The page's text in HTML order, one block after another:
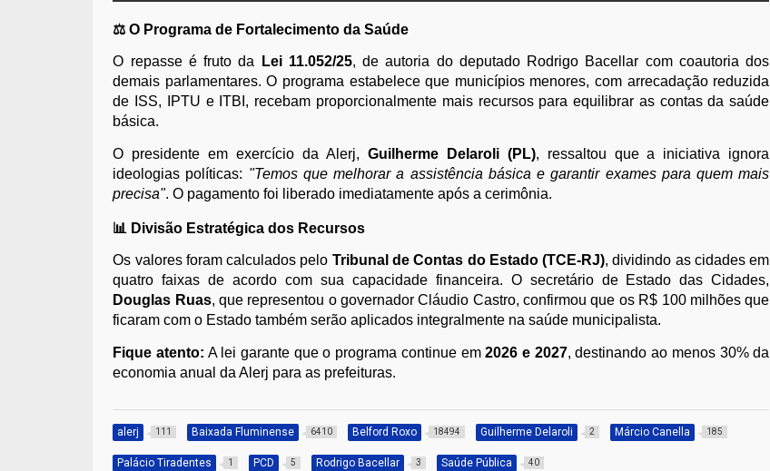
⚖️ O Programa de Fortalecimento da Saúde
O repasse é fruto da Lei 11.052/25, de autoria do deputado Rodrigo Bacellar com coautoria dos
demais parlamentares. O programa estabelece que municípios menores, com arrecadação reduzida
de ISS, IPTU e ITBI, recebam proporcionalmente mais recursos para equilibrar as contas da saúde
básica.
O presidente em exercício da Alerj, Guilherme Delaroli (PL), ressaltou que a iniciativa ignora
ideologias políticas: "Temos que melhorar a assistência básica e garantir exames para quem mais
precisa". O pagamento foi liberado imediatamente após a cerimônia.
📊 Divisão Estratégica dos Recursos
Os valores foram calculados pelo Tribunal de Contas do Estado (TCE-RJ), dividindo as cidades em
quatro faixas de acordo com sua capacidade financeira. O secretário de Estado das Cidades,
Douglas Ruas, que representou o governador Cláudio Castro, confirmou que os R$ 100 milhões que
ficaram com o Estado também serão aplicados integralmente na saúde municipalista.
Fique atento: A lei garante que o programa continue em2026 e 2027, destinando ao menos 30% da
economia anual da Alerj para as prefeituras.
alerj 111 Baixada Fluminense 6410 Belford Roxo 18494 Guilherme Delaroli 2 Márcio Canella 185
Palácio Tiradentes 1 PCD 5 Rodrigo Bacellar 3 Saúde Pública 40